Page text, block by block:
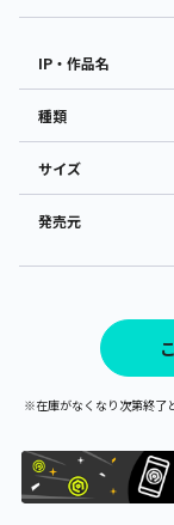
IP・作品名
種類
サイズ
発売元
※在庫がなくなり次第終了